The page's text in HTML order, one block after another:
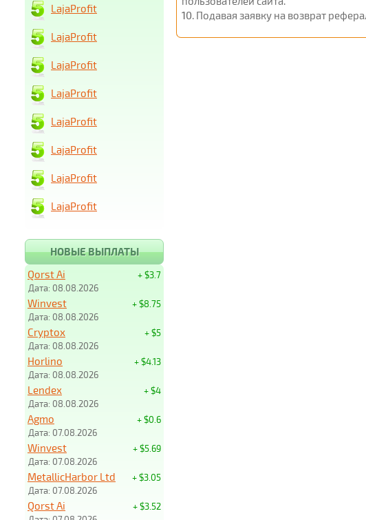
10. Подавая заявку на возврат
LajaProfit
LajaProfit
LajaProfit
LajaProfit
LajaProfit
LajaProfit
LajaProfit
LajaProfit
НОВЫЕ ВЫПЛАТЫ
+ $3.7
Qorst Ai
Дата: 08.08.2026
+ $8.75
Winvest
Дата: 08.08.2026
+ $5
Cryptox
Дата: 08.08.2026
+ $4.13
Horlino
Дата: 08.08.2026
+ $4
Lendex
Дата: 08.08.2026
+ $0.6
Agmo
Дата: 07.08.2026
+ $5.69
Winvest
Дата: 07.08.2026
+ $3.05
MetallicHarbor Ltd
Дата: 07.08.2026
+ $3.52
Qorst Ai